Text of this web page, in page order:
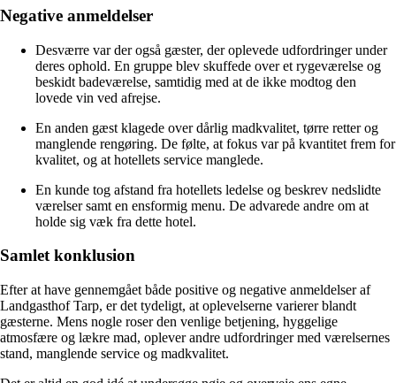
Negative anmeldelser
Desværre var der også gæster, der oplevede udfordringer under
deres ophold. En gruppe blev skuffede over et rygeværelse og
beskidt badeværelse, samtidig med at de ikke modtog den
lovede vin ved afrejse.
En anden gæst klagede over dårlig madkvalitet, tørre retter og
manglende rengøring. De følte, at fokus var på kvantitet frem for
kvalitet, og at hotellets service manglede.
En kunde tog afstand fra hotellets ledelse og beskrev nedslidte
værelser samt en ensformig menu. De advarede andre om at
holde sig væk fra dette hotel.
Samlet konklusion
Efter at have gennemgået både positive og negative anmeldelser af
Landgasthof Tarp, er det tydeligt, at oplevelserne varierer blandt
gæsterne. Mens nogle roser den venlige betjening, hyggelige
atmosfære og lækre mad, oplever andre udfordringer med værelsernes
stand, manglende service og madkvalitet.